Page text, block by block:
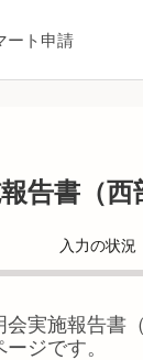
ート申請
告書（西
入力の状況
会実施報告書
ジです。